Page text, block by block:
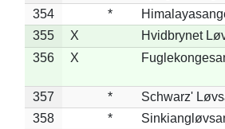
354
*
355
X
Hvidbrynet
356
X
357 *
Schwarz'
358
*